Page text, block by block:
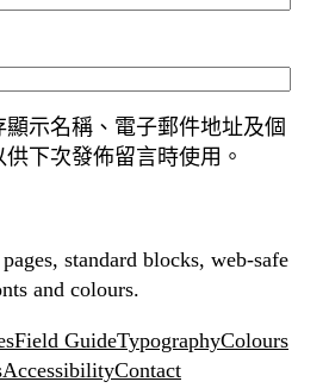
顯示名稱、電子郵件地址及個
下次發佈留言時使用。
standard blocks, web-safe
and colours.
Field GuideTypographyColours
AccessibilityContact